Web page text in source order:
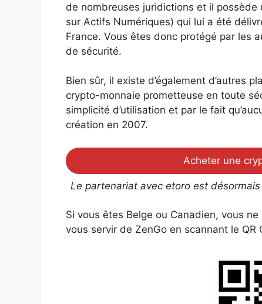
de nombreuses juridictions et il
sur Actifs Numériques) qui lui a été
France. Vous êtes donc protégé par les
de sécurité.
Bien sûr, il existe d’également d’autres
crypto-monnaie prometteuse en toute
simplicité d’utilisation et par le fait
création en 2007.
Acheter une
Le partenariat avec etoro est
Si vous êtes Belge ou Canadien, vous
vous servir de ZenGo en scannant le